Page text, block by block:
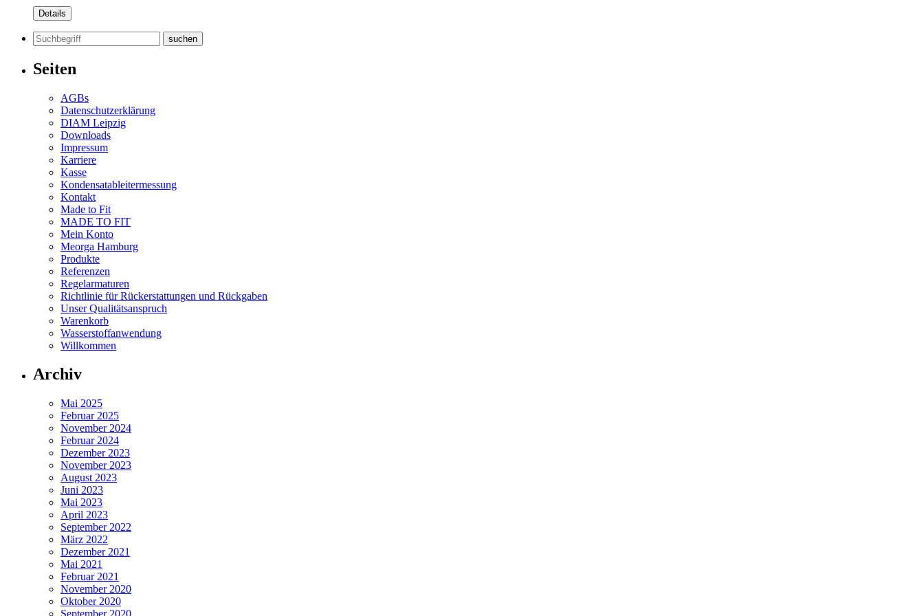
Details
Suchen
nach:
Seiten
AGBs
Datenschutzerklärung
DIAM Leipzig
Downloads
Impressum
Karriere
Kasse
Kondensatableitermessung
Kontakt
Made to Fit
MADE TO FIT
Mein Konto
Meorga Hamburg
Produkte
Referenzen
Regelarmaturen
Richtlinie für Rückerstattungen und Rückgaben
Unser Qualitätsanspruch
Warenkorb
Wasserstoffanwendung
Willkommen
Archiv
Mai 2025
Februar 2025
November 2024
Februar 2024
Dezember 2023
November 2023
August 2023
Juni 2023
Mai 2023
April 2023
September 2022
März 2022
Dezember 2021
Mai 2021
Februar 2021
November 2020
Oktober 2020